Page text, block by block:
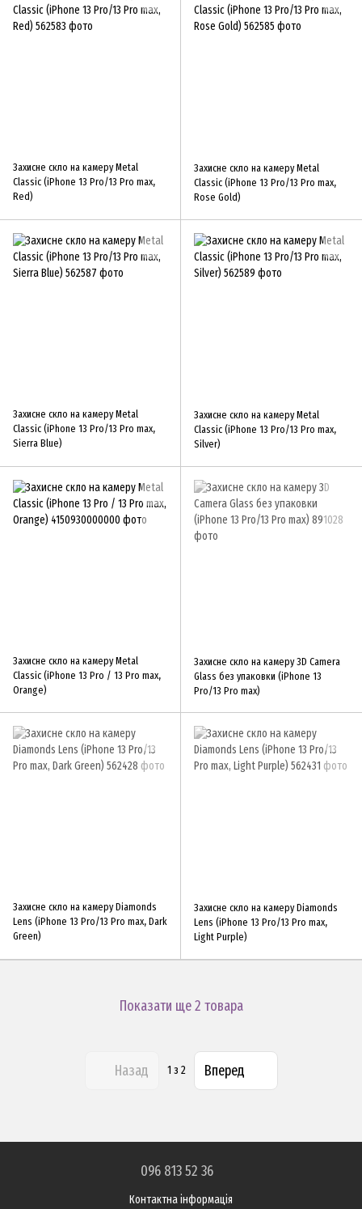
Захисне скло на камеру Metal
Classic (iPhone 13 Pro/13 Pro max,
Red)
Захисне скло на камеру Metal
Classic (iPhone 13 Pro/13 Pro max,
Rose Gold)
Захисне скло на камеру Metal
Classic (iPhone 13 Pro/13 Pro max,
Sierra Blue)
Захисне скло на камеру Metal
Classic (iPhone 13 Pro/13 Pro max,
Silver)
Захисне скло на камеру Metal
Classic (iPhone 13 Pro / 13 Pro max,
Orange)
Захисне скло на камеру 3D Camera
Glass без упаковки (iPhone 13
Pro/13 Pro max)
Захисне скло на камеру Diamonds
Lens (iPhone 13 Pro/13 Pro max, Dark
Green)
Захисне скло на камеру Diamonds
Lens (iPhone 13 Pro/13 Pro max,
Light Purple)
Показати ще 2 товара
Назад 1 з 2 Вперед
096 813 52 36
Контактна інформація